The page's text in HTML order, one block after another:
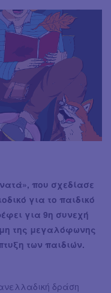
που σχεδίασε
για το παιδικό
για 9η συνεχή
της μεγαλόφωνης
των παιδιών.
δράση